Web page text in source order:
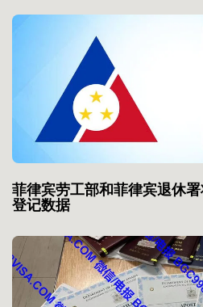
菲律宾劳工部和菲律宾退休
登记数据